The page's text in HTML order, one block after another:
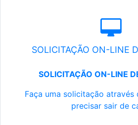
SOLICITAÇÃO ON-LINE
SOLICITAÇÃO ON-LINE
Faça uma solicitação através
precisar sair de